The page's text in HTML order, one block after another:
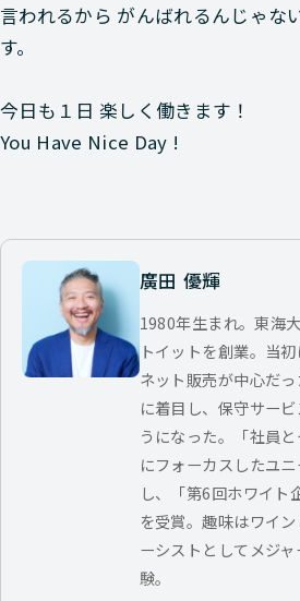
言われるから がんばれるんじゃな
す。
今日も１日 楽しく働きます！
You Have Nice Day !
廣田 優輝
1980年生まれ。東海
トイットを創業。当
ネット販売が中心だ
に着目し、保守サー
うになった。「社員と
にフォーカスしたユ
し、「第6回ホワイト
を受賞。趣味はワイ
ーシストとしてメジ
験。